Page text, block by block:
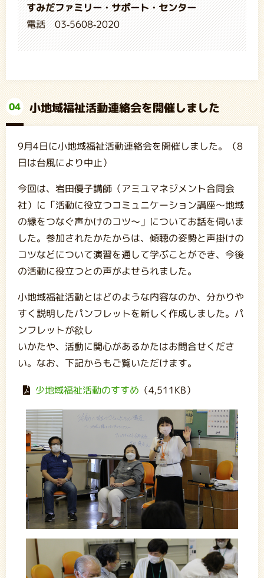
すみだファミリー・サポート・センター
電話 03-5608-2020
04 小地域福祉活動連絡会を開催しました
9月4日に小地域福祉活動連絡会を開催しました。（8
日は台風により中止）
今回は、岩田優子講師（アミユマネジメント合同会
社）に「活動に役立つコミュニケーション講座～地域
の縁をつなぐ声かけのコツ～」についてお話を伺いま
した。参加されたかたからは、傾聴の姿勢と声掛けの
コツなどについて演習を通して学ぶことができ、今後
の活動に役立つとの声がよせられました。
小地域福祉活動とはどのような内容なのか、分かりや
すく説明したパンフレットを新しく作成しました。パ
ンフレットが欲し
いかたや、活動に関心があるかたはお問合せくださ
い。なお、下記からもご覧いただけます。
少地域福祉活動のすすめ （4,511KB）